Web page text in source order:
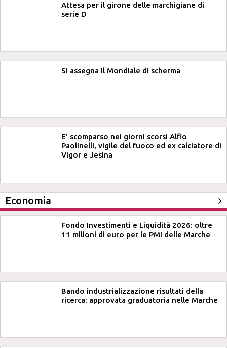
Attesa per il girone delle marchigiane di
serie D
Si assegna il Mondiale di scherma
E' scomparso nei giorni scorsi Alfio
Paolinelli, vigile del fuoco ed ex calciatore di
Vigor e Jesina
Economia
Fondo Investimenti e Liquidità 2026: oltre
11 milioni di euro per le PMI delle Marche
Bando industrializzazione risultati della
ricerca: approvata graduatoria nelle Marche